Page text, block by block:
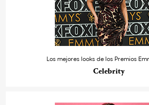
Los mejores looks de los Premios
Celebrity